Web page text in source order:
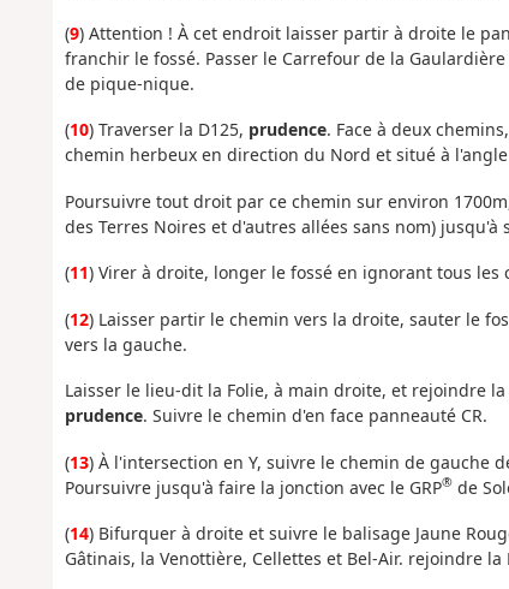
(9) Attention ! À cet endroit laisser partir à droite le
franchir le fossé. Passer le Carrefour de la
de pique-nique.
(10) Traverser la D125, prudence. Face à deux
chemin herbeux en direction du Nord et situé à l'angle
Poursuivre tout droit par ce chemin sur environ
des Terres Noires et d'autres allées sans nom) jusqu'à
(11) Virer à droite, longer le fossé en ignorant tous les
(12) Laisser partir le chemin vers la droite, sauter le
vers la gauche.
Laisser le lieu-dit la Folie, à main droite, et rejoindre la
prudence. Suivre le chemin d'en face panneauté CR.
(13) À l'intersection en Y, suivre le chemin de gauche
Poursuivre jusqu'à faire la jonction avec le GRP®de
(14) Bifurquer à droite et suivre le balisage Jaune
Gâtinais, la Venottière, Cellettes et Bel-Air. rejoindre la